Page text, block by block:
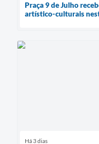
Praça 9 de Julho
artístico-culturais
Há 3 dias